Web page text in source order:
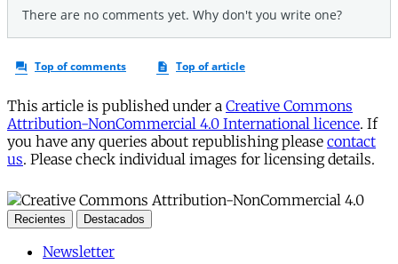
This article is published under a Creative Commons
Attribution-NonCommercial 4.0 International licence. If
you have any queries about republishing please contact
us. Please check individual images for licensing details.
Recientes Destacados
Newsletter